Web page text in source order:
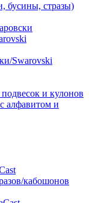
бусины, стразы)
Swarovski
и кулонов
алфавитом и
кабошонов